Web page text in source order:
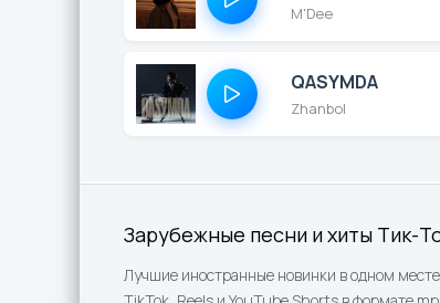
Зарубежные песни и хиты Тик-
Лучшие иностранные новинки в одном
M'Dee
QASYMDA
Zhanbol